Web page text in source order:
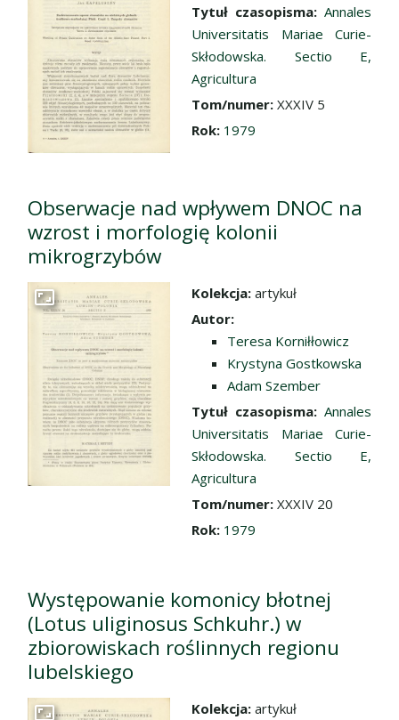
Tytuł czasopisma: Annales
Universitatis Mariae Curie-
Skłodowska. Sectio E,
Agricultura
Tom/numer: XXXIV 5
Rok: 1979
Obserwacje nad wpływem DNOC na
wzrost i morfologię kolonii
mikrogrzybów
Przejdź do zbioru
Kolekcja: artykuł
Autor:
Teresa Korniłłowicz
Krystyna Gostkowska
Adam Szember
Tytuł czasopisma: Annales
Universitatis Mariae Curie-
Skłodowska. Sectio E,
Agricultura
Tom/numer: XXXIV 20
Rok: 1979
Występowanie komonicy błotnej
(Lotus uliginosus Schkuhr.) w
zbiorowiskach roślinnych regionu
lubelskiego
Kolekcja: artykuł